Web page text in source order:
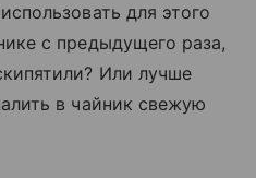
для этого
с предыдущего раза,
Или лучше
в чайник свежую